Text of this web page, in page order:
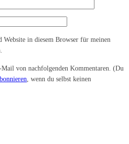
Website in diesem Browser für meinen
von nachfolgenden Kommentaren. (Du
, wenn du selbst keinen